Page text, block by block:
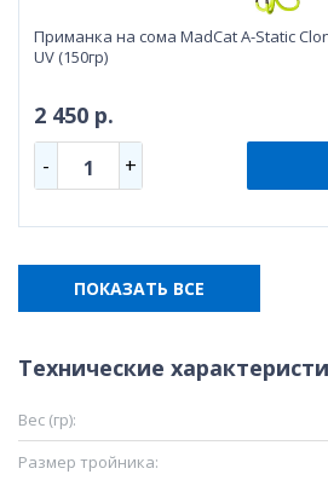
Приманка на сома MadCat A-Static
UV (150гр)
2 450 р.
- 1 +
ПОКАЗАТЬ ВСЕ
Технические
Вес (гр):
Размер тройника: